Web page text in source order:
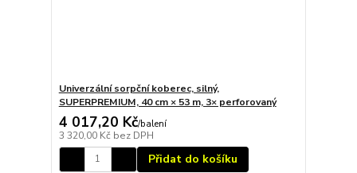
Univerzální sorpční koberec, silný,
SUPERPREMIUM, 40 cm × 53 m, 3× perforovaný
4 017,20 Kč/balení
3 320,00 Kč bez DPH
Přidat do košíku